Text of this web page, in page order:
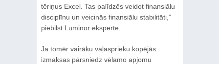
tēriņus Excel. Tas palīdzēs veidot finansiālu
disciplīnu un veicinās finansiālu stabilitāti,”
piebilst Luminor eksperte.
Ja tomēr vairāku vaļasprieku kopējās
izmaksas pārsniedz vēlamo apjomu